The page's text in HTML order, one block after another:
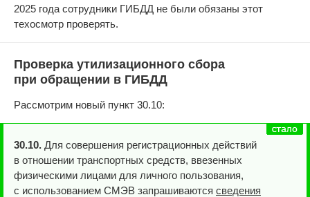
2025 года сотрудники ГИБДД не были обязаны этот
техосмотр проверять.
Проверка утилизационного сбора
при обращении в ГИБДД
Рассмотрим новый пункт 30.10:
30.10. Для совершения регистрационных действий
в отношении транспортных средств, ввезенных
физическими лицами для личного пользования,
с использованием СМЭВ запрашиваются сведения